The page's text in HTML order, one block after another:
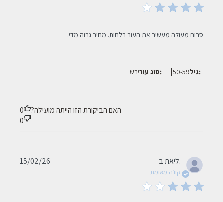
סרום מעולה מעשיר את העור בלחות. מחיר גבוה מדי.read more about review content סרום מעולה מעשיר את העור
גיל: 50-59
| סוג עור: יבש
האם הביקורת הזו הייתה מועילה?
0
0
ליאת ב.
קונה מאומת
Published
15/02/26